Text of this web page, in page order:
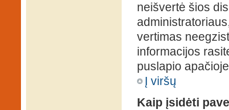
neišvertė šios
vertimas
informacijos
puslapio
Į viršų
Kaip įsidėti